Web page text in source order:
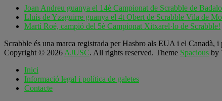
Joan Andreu guanya el 14è Campionat de Scrabble de
Lluís de Yzaguirre guanya el 4t Obert de Scrabble Vila de
Martí Roé, campió del 5è Campionat Xitxarel·lo de Scrabble!
Scrabble és una marca registrada per Hasbro als EUA i el Canadà,
Copyright © 2026AJUSC. All rights reserved. Theme Spacious by
Inici
Informació legal i política de galetes
Contacte